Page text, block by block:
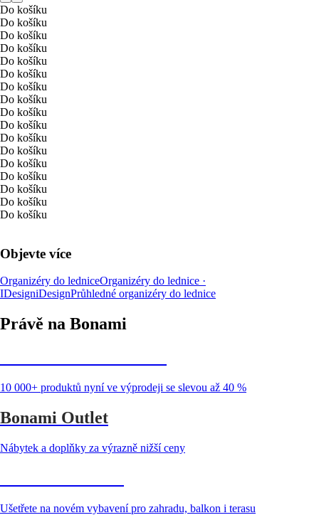
Do košíku
Do košíku
Do košíku
Do košíku
Do košíku
Do košíku
Do košíku
Do košíku
Do košíku
Do košíku
Do košíku
Do košíku
Do košíku
Do košíku
Do košíku
Do košíku
Do košíku
Objevte více
Organizéry do ledniceOrganizéry do lednice ·
IDesigniDesignPrůhledné organizéry do lednice
Právě na Bonami
10 000+ produktů nyní ve výprodeji se slevou až 40 %
Bonami Outlet
Nábytek a doplňky za výrazně nižší ceny
Ušetřete na novém vybavení pro zahradu, balkon i terasu